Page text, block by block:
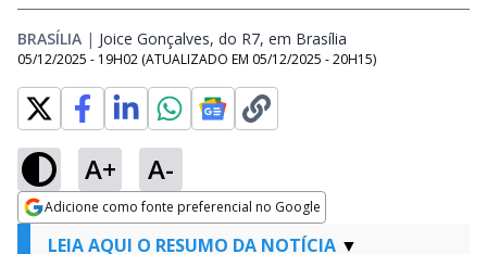
BRASÍLIA | Joice Gonçalves, do R7, em Brasília
05/12/2025 - 19H02 (ATUALIZADO EM 05/12/2025 - 20H15)
A+ A-
Adicione como fonte preferencial no Google
Opens in new window
LEIA AQUI O RESUMO DA NOTÍCIA